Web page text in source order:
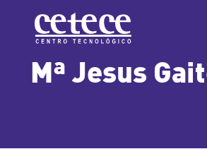
Mª Jesus